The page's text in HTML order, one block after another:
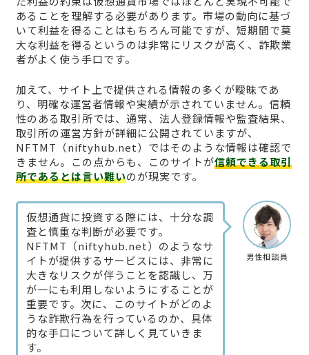
あることを理解する必要があります。市場の動向に基づ
いて利益を得ることはもちろん可能ですが、短期間で莫
大な利益を得るというのは非常にリスクが高く、詐欺業
者がよく使う手口です。
加えて、サイト上で提供される情報の多くが曖昧であ
り、明確な運営者情報や実績が示されていません。信頼
性のある取引所では、通常、法人登録情報や監査結果、
取引所の運営方針が詳細に公開されていますが、
NFTMT（niftyhub.net）ではそのような情報は確認で
きません。この点からも、このサイトが信頼できる取引
所であるとは言い難いのが現実です。
男性相談員
仮想通貨に投資する際には、十分な調
査と慎重な判断が必要です。
NFTMT（niftyhub.net）のようなサ
イトが提供するサービスには、非常に
大きなリスクが伴うことを認識し、万
が一にも利用しないようにすることが
重要です。次に、このサイトがどのよ
うな詐欺行為を行っているのか、具体
的な手口について詳しく見ていきま
す。